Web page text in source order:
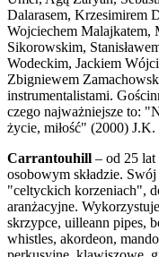
Dalarasem, Krzesimirem
Wojciechem Malajkatem,
Sikorowskim,
Wodeckim, Jackiem
Zbigniewem
instrumentalistami.
czego najważniejsze to:
życie, miłość" (2000)
Carrantouhill – od 25
osobowym składzie.
"celtyckich korzeniach",
aranżacyjne.
skrzypce, uilleann pipes,
whistles, akordeon,